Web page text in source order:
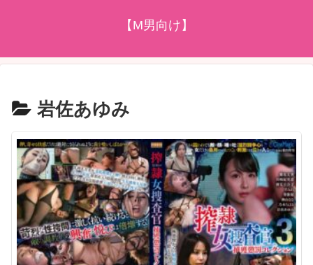
【M男向け】
岩佐あゆみ